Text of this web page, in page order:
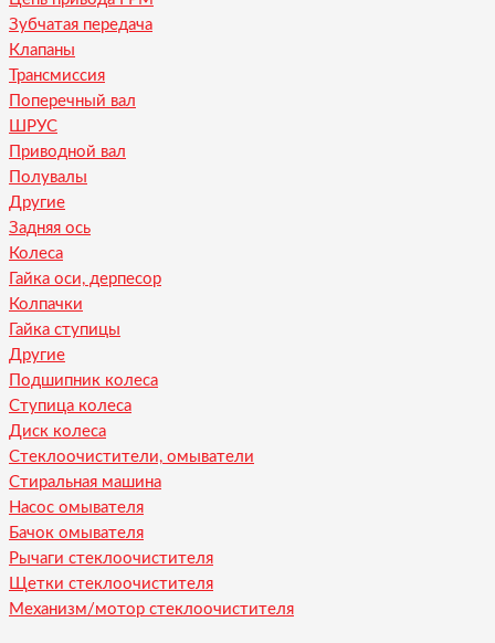
Зубчатая передача
Клапаны
Трансмиссия
Поперечный вал
ШРУС
Приводной вал
Полувалы
Другие
Задняя ось
Колеса
Гайка оси, дерпесор
Колпачки
Гайка ступицы
Другие
Подшипник колеса
Ступица колеса
Диск колеса
Стеклоочистители, омыватели
Стиральная машина
Насос омывателя
Бачок омывателя
Рычаги стеклоочистителя
Щетки стеклоочистителя
Механизм/мотор стеклоочистителя